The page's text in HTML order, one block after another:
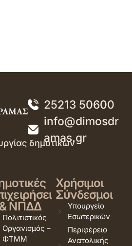
25213 50600
info@dimosdr
amas.gr
δημοτικών
ΝΠΔΔ
Πολιτιστικός
Οργανισμός –
ΦΤΜΜ
Χρήσιμοι
Σύνδεσμοι
Υπουργείο
Εσωτερικών
Περιφέρεια
Ανατολικής